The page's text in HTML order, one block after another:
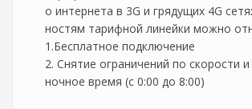
о интернета в 3G и грядущих 4G
ностям тарифной линейки можно
1.Бесплатное подключение
2. Снятие ограничений по скорости
ночное время (с 0:00 до 8:00)